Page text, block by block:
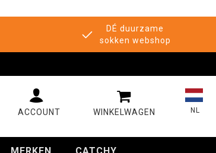
DÉ duurzame
sokken webshop
NL
MIJN WINKELWAGEN
MERKEN CATCHY